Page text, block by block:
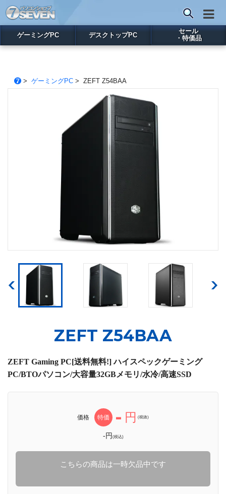
ゲーミングPC デスクトップPC
セール
・特価品
> ゲーミングPC> ZEFT Z54BAA
ZEFT Z54BAA
ZEFT Gaming PC[送料無料!] ハイスペックゲーミング
PC/BTOパソコン/大容量32GBメモリ/水冷/高速SSD
価格 特価 - 円 (税抜)
-円(税込)
こちらの商品は一時欠品中です